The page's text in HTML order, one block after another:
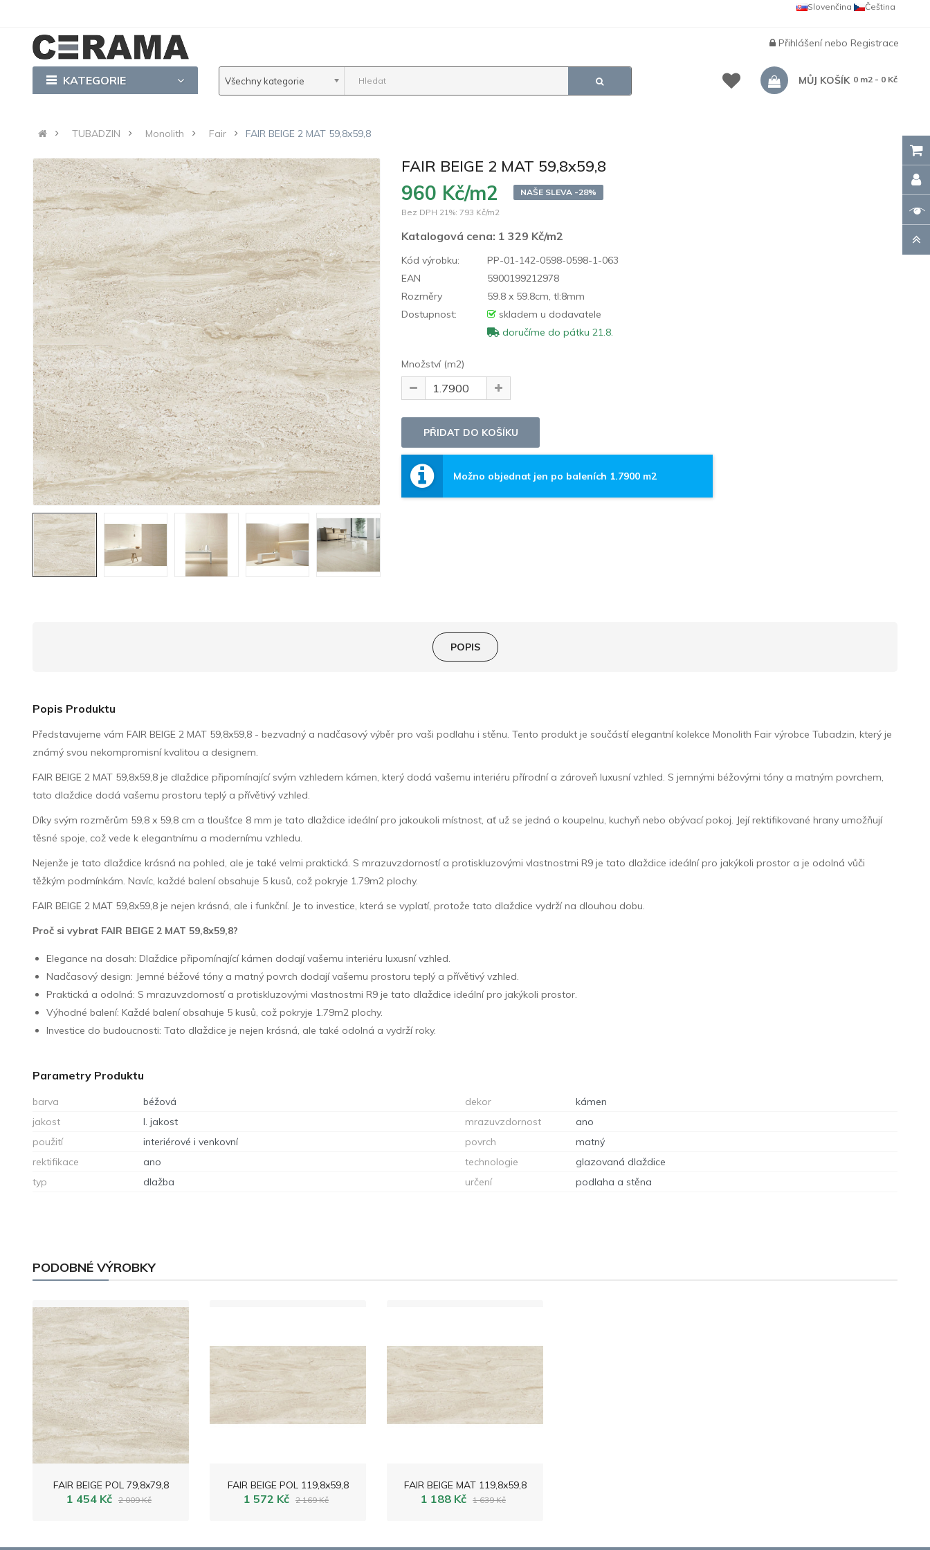
Čeština
Slovenčina
Přihlášenínebo Registrace
KATEGORIE Všechny kategorie MŮJ KOŠÍK 0 m2 - 0 Kč
TUBADZIN Monolith Fair FAIR BEIGE 2 MAT 59,8x59,8
FAIR BEIGE 2 MAT 59,8x59,8
960 Kč/m2
NAŠE SLEVA -28%
Bez DPH 21%: 793 Kč/m2
Katalogová cena: 1 329 Kč/m2
Kód výrobku:
PP-01-142-0598-0598-1-063
EAN
5900199212978
Rozměry
59.8 x 59.8cm, tl:8mm
Dostupnost:
skladem u dodavatele
doručíme do pátku 21.8.
Množství (m2)
Možno objednat jen po baleních 1.7900 m2
POPIS
Popis Produktu
Představujeme vám FAIR BEIGE 2 MAT 59,8x59,8 - bezvadný a nadčasový výběr pro vaši podlahu i stěnu. Tento produkt je součástí elegantní kolekce Monolith Fair výrobce Tubadzin, který je
známý svou nekompromisní kvalitou a designem.
FAIR BEIGE 2 MAT 59,8x59,8 je dlaždice připomínající svým vzhledem kámen, který dodá vašemu interiéru přírodní a zároveň luxusní vzhled. S jemnými béžovými tóny a matným povrchem,
tato dlaždice dodá vašemu prostoru teplý a přívětivý vzhled.
Díky svým rozměrům 59,8 x 59,8 cm a tloušťce 8 mm je tato dlaždice ideální pro jakoukoli místnost, ať už se jedná o koupelnu, kuchyň nebo obývací pokoj. Její rektifikované hrany umožňují
těsné spoje, což vede k elegantnímu a modernímu vzhledu.
Nejenže je tato dlaždice krásná na pohled, ale je také velmi praktická. S mrazuvzdorností a protiskluzovými vlastnostmi R9 je tato dlaždice ideální pro jakýkoli prostor a je odolná vůči
těžkým podmínkám. Navíc, každé balení obsahuje 5 kusů, což pokryje 1.79m2 plochy.
FAIR BEIGE 2 MAT 59,8x59,8 je nejen krásná, ale i funkční. Je to investice, která se vyplatí, protože tato dlaždice vydrží na dlouhou dobu.
Proč si vybrat FAIR BEIGE 2 MAT 59,8x59,8?
Elegance na dosah: Dlaždice připomínající kámen dodají vašemu interiéru luxusní vzhled.
Nadčasový design: Jemné béžové tóny a matný povrch dodají vašemu prostoru teplý a přívětivý vzhled.
Praktická a odolná: S mrazuvzdorností a protiskluzovými vlastnostmi R9 je tato dlaždice ideální pro jakýkoli prostor.
Výhodné balení: Každé balení obsahuje 5 kusů, což pokryje 1.79m2 plochy.
Investice do budoucnosti: Tato dlaždice je nejen krásná, ale také odolná a vydrží roky.
Parametry Produktu
barva béžová dekor
kámen
jakost
I. jakost mrazuvzdornost
ano
použití
interiérové i venkovní povrch
matný
rektifikace
ano technologie
glazovaná dlaždice
typ
dlažba určení podlaha a stěna
PODOBNÉ VÝROBKY
FAIR BEIGE POL 79,8x79,8
1 454 Kč 2 009 Kč
FAIR BEIGE POL 119,8x59,8
1 572 Kč 2 169 Kč
FAIR BEIGE MAT 119,8x59,8
1 188 Kč 1 639 Kč